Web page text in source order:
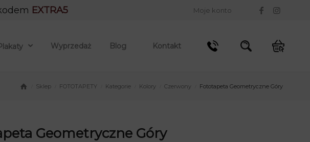
Moje konto
EXTRA5
Wyprzedaż Blog Kontakt
Sklep FOTOTAPETY Kategorie Kolory Czerwony Fototapeta Geometryczne Góry
Geometryczne Góry